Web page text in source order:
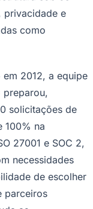
privacidade e
como
2012, a equipe
preparou,
solicitações de
100% na
27001 e SOC 2,
necessidades
de escolher
parceiros